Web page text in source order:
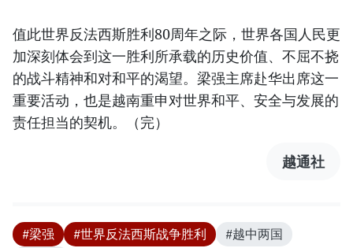
值此世界反法西斯胜利80周年之际，世界各国人民更
加深刻体会到这一胜利所承载的历史价值、不屈不挠
的战斗精神和对和平的渴望。梁强主席赴华出席这一
重要活动，也是越南重申对世界和平、安全与发展的
责任担当的契机。（完）
越通社
#梁强 #世界反法西斯战争胜利
#越中两国